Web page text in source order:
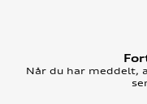
Når du har meddelt,